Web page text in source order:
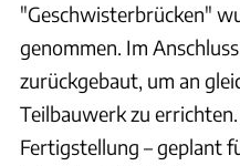
"Geschwisterbrücken"
genommen. Im
zurückgebaut, um an
Teilbauwerk zu
Fertigstellung – geplant